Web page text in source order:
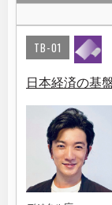
TB-01
日本経済の基